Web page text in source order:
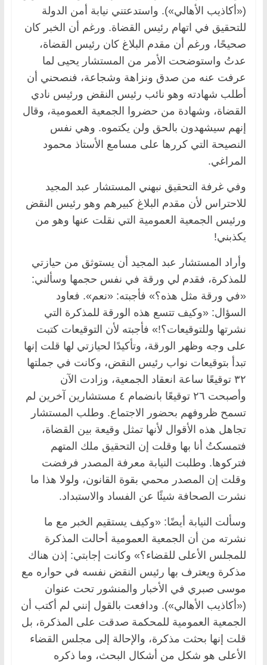
(«أكاذيب الأهالي»). واستدعتني نيابة أمن الدولة
للتحقيق في اتهام رئيس القضاة. ورغم أن الخبر كان
صحيحًا، ورغم أن مقدم البلاغ كان رئيس القضاة،
عدتُ واستوضحت الأمر من المستشار يحيى لما
عرفت عنه من صدق ونزاهة وشجاعة، فنصحني أن
أطلب شهادته وهو نائب رئيس النقض ورئيس نادي
القضاة، وشهادة من حضروا الجمعية العمومية، وقال
إنهم سيشهدون بالحق ولن يكتموه. وهي نفس
النصيحة التي كررها على مسامع الأستاذ محمود
المراغي.
وفي غرفة التحقيق نبهني المستشار عبد المجيد
للاحتراس لأن مقدم البلاغ كبيرهم وهو رئيس النقض
ورئيس الجمعية العمومية التي نقلت عنها وهو من
يكذبني!
وأراد المستشار عبد المجيد أن يستوثق من حيازتي
للمذكرة، فقدم لي ورقة في نفس حجمها وسألني:
«في ورقة مثل هذه؟» فأجبته: «نعم». فعاود
السؤال: «وكيف تتسع هذه الورقة للمذكرة التي
نشرتها وللتوقيعات؟!» فأجبته لأن التوقيعات كتبت
على وجه وظهر الورقة، وتأكيدًا لحيازتي لها قلت إنها
تبدأ بتوقيعات نواب رئيس النقض، وكانت في جملتها
٣٢ توقيعًا ساعة انعقاد الجمعية، وزادت الآن
وأصبحت ٢٦ توقيعًا بانضمام ٤ مستشارين آخرين لم
تسمح ظروفهم بحضور الاجتماع. وطلب المستشار
تجاهل هذه الأقوال لأنها تمثل وقيعة بين القضاة،
فتمسكتُ أنا بها وقلت إن التحقيق ملك المتهم
فتركوها. وطلبت النيابة معرفة المصدر فرفضت
وقلت إن المصدر محمي بقوة القانون، ولولا هذا ما
نشرت الصحافة شيئًا عن الفساد والاستبداد.
وسألت النيابة أيضًا: «وكيف يستقيم الخبر مع ما
نشرته من أن الجمعية العمومية أحالت المذكرة
للمجلس الأعلى للقضاء؟» وكانت إجابتي: إذن هناك
مذكرة ويعترف بها رئيس النقض نفسه في حواره مع
موسى صبري في الأخبار والمنشور تحت عنوان
(«أكاذيب الأهالي»). ودافعت بالقول إنني لم أكتب أن
الجمعية العمومية للمحكمة صدقت على المذكرة، بل
قلت إنها بحثت مذكرة، والإحالة إلى مجلس القضاء
الأعلى هو شكل من أشكال البحث، وما ذكره